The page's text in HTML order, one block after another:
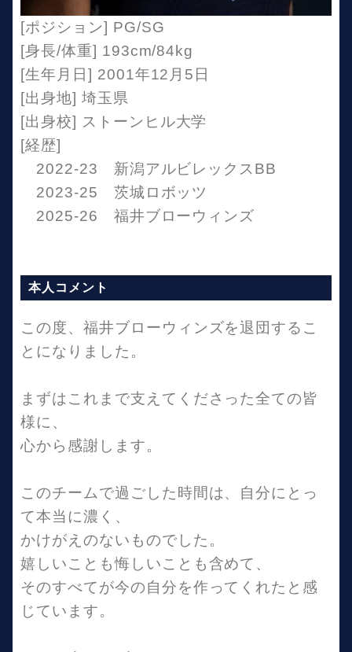
[ポジション] PG/SG
[身長/体重] 193cm/84kg
[生年月日] 2001年12月5日
[出身地] 埼玉県
[出身校] ストーンヒル大学
[経歴]
2022-23 新潟アルビレックスBB
2023-25 茨城ロボッツ
2025-26 福井ブローウィンズ
本人コメント
この度、福井ブローウィンズを退団するこ
とになりました。
まずはこれまで支えてくださった全ての皆
様に、
心から感謝します。
このチームで過ごした時間は、自分にとっ
て本当に濃く、
かけがえのないものでした。
嬉しいことも悔しいことも含めて、
そのすべてが今の自分を作ってくれたと感
じています。